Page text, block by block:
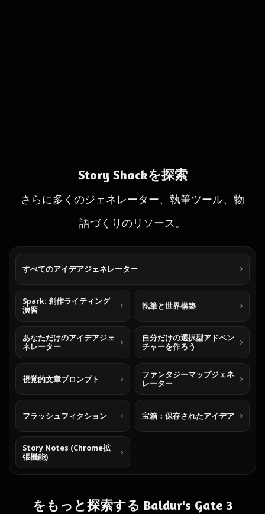
Story Shackを探索
さらに多くのジェネレーター、執筆ツール、物
語づくりのリソース。
すべてのアイデアジェネレーター
Spark: 創作ライティング
演習
執筆と世界構築
あなただけのアイデアジェ
ネレーター
自分だけの選択型アドベン
チャーを作ろう
視覚的文章プロンプト
ファンタジーマップジェネ
レーター
フラッシュフィクション 宝箱：保存されたアイデア
Story Notes (Chrome拡
張機能)
をもっと探索する Baldur's Gate 3